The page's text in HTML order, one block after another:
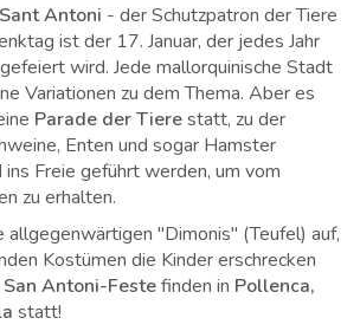
Sant Antoni - der Schutzpatron der Tiere
ist der 17. Januar, der jedes Jahr
wird. Jede mallorquinische Stadt
Variationen zu dem Thema. Aber es
Parade der Tierestatt, zu der
Enten und sogar Hamster
Freie geführt werden, um vom
zu erhalten.
allgegenwärtigen "Dimonis" (Teufel) auf,
Kostümen die Kinder erschrecken
San Antoni-Festefinden in Pollenca,
statt!